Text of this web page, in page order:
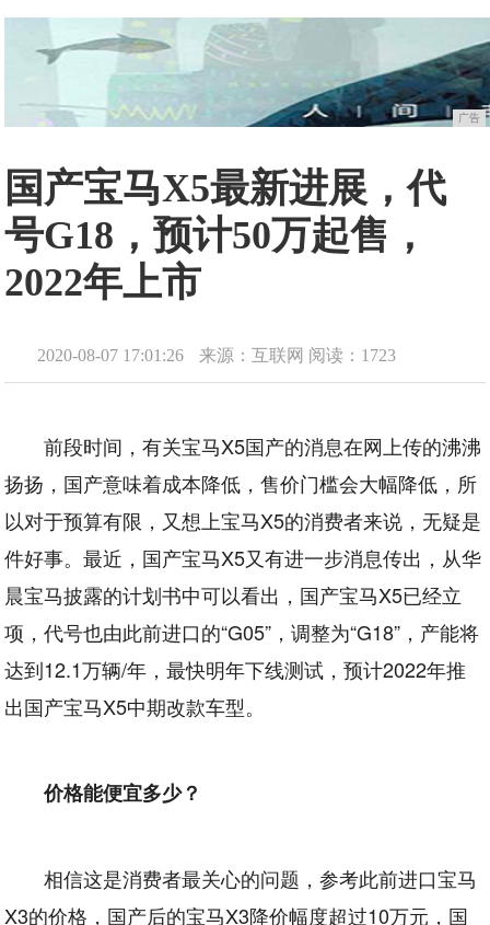
广告
国产宝马X5最新进展，代
号G18，预计50万起售，
2022年上市
2020-08-07 17:01:26 来源：互联网 阅读：1723
前段时间，有关宝马X5国产的消息在网上传的沸沸
扬扬，国产意味着成本降低，售价门槛会大幅降低，所
以对于预算有限，又想上宝马X5的消费者来说，无疑是
件好事。最近，国产宝马X5又有进一步消息传出，从华
晨宝马披露的计划书中可以看出，国产宝马X5已经立
项，代号也由此前进口的“G05”，调整为“G18”，产能将
达到12.1万辆/年，最快明年下线测试，预计2022年推
出国产宝马X5中期改款车型。
价格能便宜多少？
相信这是消费者最关心的问题，参考此前进口宝马
X3的价格，国产后的宝马X3降价幅度超过10万元，国